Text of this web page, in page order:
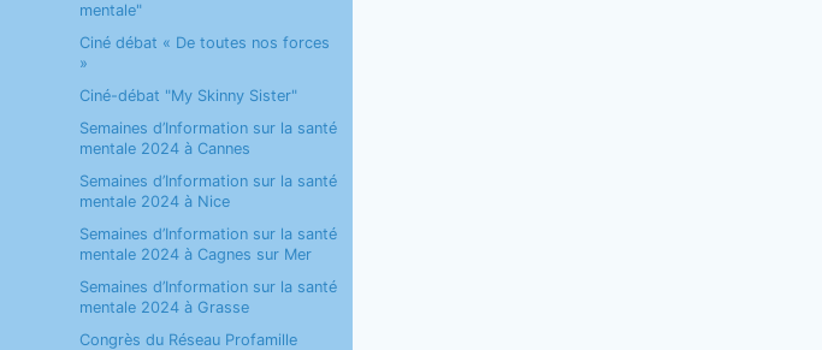
mentale"
Ciné débat « De toutes nos forces
»
Ciné-débat "My Skinny Sister"
Semaines d’Information sur la santé
mentale 2024 à Cannes
Semaines d’Information sur la santé
mentale 2024 à Nice
Semaines d’Information sur la santé
mentale 2024 à Cagnes sur Mer
Semaines d’Information sur la santé
mentale 2024 à Grasse
Congrès du Réseau Profamille